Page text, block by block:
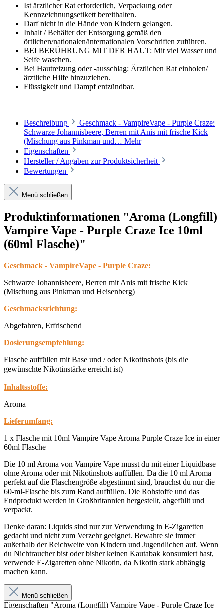
Ist ärztlicher Rat erforderlich, Verpackung oder
Kennzeichnungsetikett bereithalten.
Darf nicht in die Hände von Kindern gelangen.
Inhalt / Behälter der Entsorgung gemäß den
örtlichen/nationalen/internationalen Vorschriften zuführen.
BEI BERÜHRUNG MIT DER HAUT: Mit viel Wasser und
Seife waschen.
Bei Hautreizung oder -ausschlag: Ärztlichen Rat einholen/
ärztliche Hilfe hinzuziehen.
Flüssigkeit und Dampf entzündbar.
Beschreibung
Geschmack - VampireVape - Purple Craze:
Schwarze Johannisbeere, Berren mit Anis mit frische Kick
(Mischung aus Pinkman und… Mehr
Eigenschaften
Hersteller / Angaben zur Produktsicherheit
Bewertungen
Menü schließen
Produktinformationen "Aroma (Longfill)
Vampire Vape - Purple Craze Ice 10ml
(60ml Flasche)"
Geschmack - VampireVape - Purple Craze:
Schwarze Johannisbeere, Berren mit Anis mit frische Kick
(Mischung aus Pinkman und Heisenberg)
Geschmacksrichtung:
Abgefahren, Erfrischend
Dosierungsempfehlung:
Flasche auffüllen mit Base und / oder Nikotinshots (bis die
gewünschte Nikotinstärke erreicht ist)
Inhaltsstoffe:
Aroma
Lieferumfang:
1 x Flasche mit 10ml Vampire Vape Aroma Purple Craze Ice in einer
60ml Flasche
Die 10 ml Aroma von Vampire Vape musst du mit einer Liquidbase
ohne Aroma oder mit Nikotinshots auffüllen. Da die 10 ml Aroma
perfekt auf die Flaschengröße abgestimmt sind, brauchst du nur die
60-ml-Flasche bis zum Rand auffüllen. Die Rohstoffe und das
Endprodukt werden in Großbritannien hergestellt, abgefüllt und
verpackt.
Denke daran: Liquids sind nur zur Verwendung in E-Zigaretten
gedacht und nicht zum Verzehr geeignet. Bewahre sie immer
außerhalb der Reichweite von Kindern und Jugendlichen auf. Wenn
du Nichtraucher bist oder bisher keinen Kautabak konsumiert hast,
verwende E-Zigaretten ohne Nikotin, da Nikotin stark abhängig
machen kann.
Menü schließen
Eigenschaften "Aroma (Longfill) Vampire Vape - Purple Craze Ice